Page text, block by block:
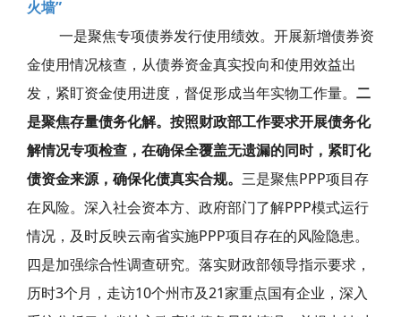
火墙”
一是聚焦专项债券发行使用绩效。开展新增债券资
金使用情况核查，从债券资金真实投向和使用效益出
发，紧盯资金使用进度，督促形成当年实物工作量。 二
是聚焦存量债务化解。按照财政部工作要求开展债务化
解情况专项检查，在确保全覆盖无遗漏的同时，紧盯化
债资金来源，确保化债真实合规。 三是聚焦PPP项目存
在风险。深入社会资本方、政府部门了解PPP模式运行
情况，及时反映云南省实施PPP项目存在的风险隐患。
四是加强综合性调查研究。落实财政部领导指示要求，
历时3个月，走访10个州市及21家重点国有企业，深入